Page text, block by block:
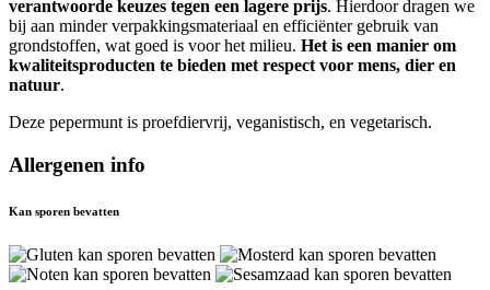
verantwoorde keuzes tegen een lagere prijs. Hierdoor dragen we
bij aan minder verpakkingsmateriaal en efficiënter gebruik van
grondstoffen, wat goed is voor het milieu. Het is een manier om
kwaliteitsproducten te bieden met respect voor mens, dier en
natuur.
Deze pepermunt is proefdiervrij, veganistisch, en vegetarisch.
Allergenen info
Kan sporen bevatten